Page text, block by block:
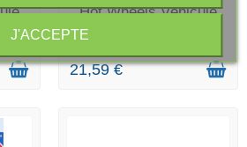
EN STOCK
Hot Wheels Véhicule
Miniature Mod Rod -
21,59 €
J'ACCEPTE